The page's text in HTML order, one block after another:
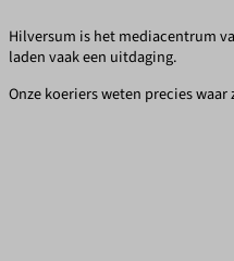
Hilversum is het mediacentrum
laden vaak een uitdaging.
Onze koeriers weten precies